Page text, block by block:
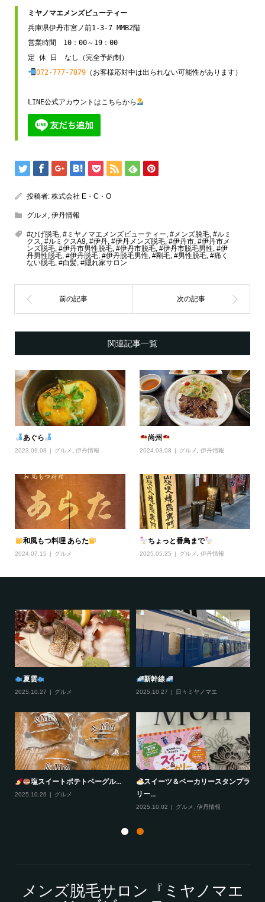
ミヤノマエメンズビューティー
兵庫県伊丹市宮ノ前1-3-7 MMB2階
営業時間　10：00～19：00
072-777-7879（お客様応対中は出られない可能性があります）
LINE公式アカウントはこちらから
投稿者: 株式会社 E・C・O
グルメ , 伊丹情報
#ひげ脱毛, #ミヤノマエメンズビューティー, #メンズ脱毛, #ルミ
クス, #ルミクスA9, #伊丹, #伊丹メンズ脱毛, #伊丹市, #伊丹市メ
ンズ脱毛, #伊丹市男性脱毛, #伊丹市脱毛, #伊丹市脱毛男性, #伊
丹男性脱毛, #伊丹脱毛, #伊丹脱毛男性, #剛毛, #男性脱毛, #痛く
ない脱毛, #白髪, #隠れ家サロン
関連記事一覧
あぐら
2023.09.08 グルメ 伊丹情報
尚州
2024.03.08 グルメ ,伊丹情報
和風もつ料理 あらた
2024.07.15 グルメ
ちょっと番鳥まで
2025.05.25 グルメ ,伊丹情報
夏雲
2025.10.27 グルメ
新幹線
2025.10.27 日々ミヤノマエ
塩スイートポテトベーグル...
2025.10.26 グルメ
スイーツ＆ベーカリースタンプラ
リー...
2025.10.02 グルメ , 伊丹情報
メンズ脱毛サロン『ミヤノマエ